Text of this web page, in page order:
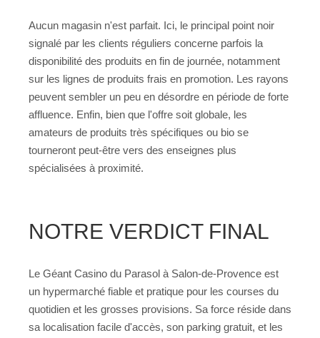
Aucun magasin n'est parfait. Ici, le principal point noir
signalé par les clients réguliers concerne parfois la
disponibilité des produits en fin de journée, notamment
sur les lignes de produits frais en promotion. Les rayons
peuvent sembler un peu en désordre en période de forte
affluence. Enfin, bien que l'offre soit globale, les
amateurs de produits très spécifiques ou bio se
tourneront peut-être vers des enseignes plus
spécialisées à proximité.
NOTRE VERDICT FINAL
Le Géant Casino du Parasol à Salon-de-Provence est
un hypermarché fiable et pratique pour les courses du
quotidien et les grosses provisions. Sa force réside dans
sa localisation facile d'accès, son parking gratuit, et les